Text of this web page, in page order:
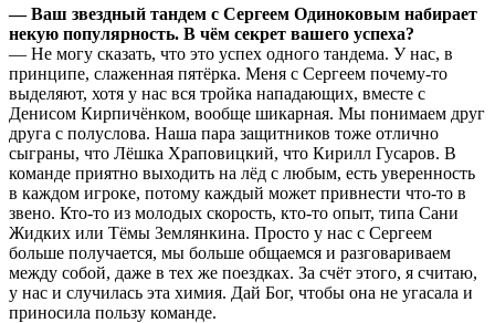
— Ваш звездный тандем с Сергеем Одиноковым набирает
некую популярность. В чём секрет вашего успеха?
— Не могу сказать, что это успех одного тандема. У нас, в
принципе, слаженная пятёрка. Меня с Сергеем почему-то
выделяют, хотя у нас вся тройка нападающих, вместе с
Денисом Кирпичёнком, вообще шикарная. Мы понимаем друг
друга с полуслова. Наша пара защитников тоже отлично
сыграны, что Лёшка Храповицкий, что Кирилл Гусаров. В
команде приятно выходить на лёд с любым, есть уверенность
в каждом игроке, потому каждый может привнести что-то в
звено. Кто-то из молодых скорость, кто-то опыт, типа Сани
Жидких или Тёмы Землянкина. Просто у нас с Сергеем
больше получается, мы больше общаемся и разговариваем
между собой, даже в тех же поездках. За счёт этого, я считаю,
у нас и случилась эта химия. Дай Бог, чтобы она не угасала и
приносила пользу команде.